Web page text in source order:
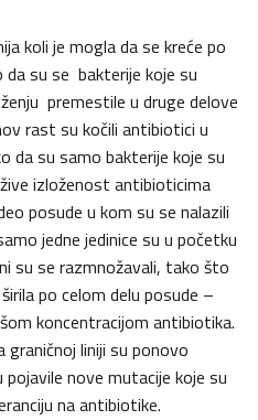
koli je mogla da se kreće po
su se bakterije koje su
premestile u druge delove
rast su kočili antibiotici u
da su samo bakterije koje su
izloženost antibioticima
posude u kom su se nalazili
jedne jedinice su u početku
su se razmnožavali, tako što
po celom delu posude –
koncentracijom antibiotika.
graničnoj liniji su ponovo
nove mutacije koje su
na antibiotike.